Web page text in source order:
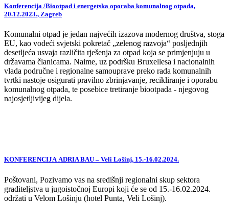
Konferencija /Biootpad i energetska oporaba komunalnog otpada,
20.12.2023., Zagreb
Komunalni otpad je jedan najvećih izazova modernog društva, stoga
EU, kao vodeći svjetski pokretač „zelenog razvoja“ posljednjih
desetljeća usvaja različita rješenja za otpad koja se primjenjuju u
državama članicama. Naime, uz podršku Bruxellesa i nacionalnih
vlada područne i regionalne samouprave preko rada komunalnih
tvrtki nastoje osigurati pravilno zbrinjavanje, recikliranje i oporabu
komunalnog otpada, te posebice tretiranje biootpada - njegovog
najosjetljivijeg dijela.
KONFERENCIJA ADRIA BAU – Veli Lošinj, 15.-16.02.2024.
Poštovani, Pozivamo vas na središnji regionalni skup sektora
graditeljstva u jugoistočnoj Europi koji će se od 15.-16.02.2024.
održati u Velom Lošinju (hotel Punta, Veli Lošinj).